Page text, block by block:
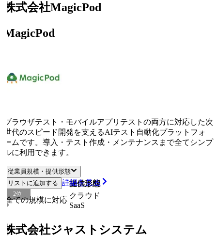
式会社MagicPod
ラウザテスト・モバイルアプリテストの両方に対応した次
代のスピード開発を支えるAIテスト自動化プラットフォ
ムです。導入・テスト作成・メンテナンスまで全てシンプ
に利用できます。
従業員規模・提供形態
従業員規模
提供形態
ての規模に対応
クラウド
SaaS
リストに追加する 詳細を見る
位
式会社ジャストシステム